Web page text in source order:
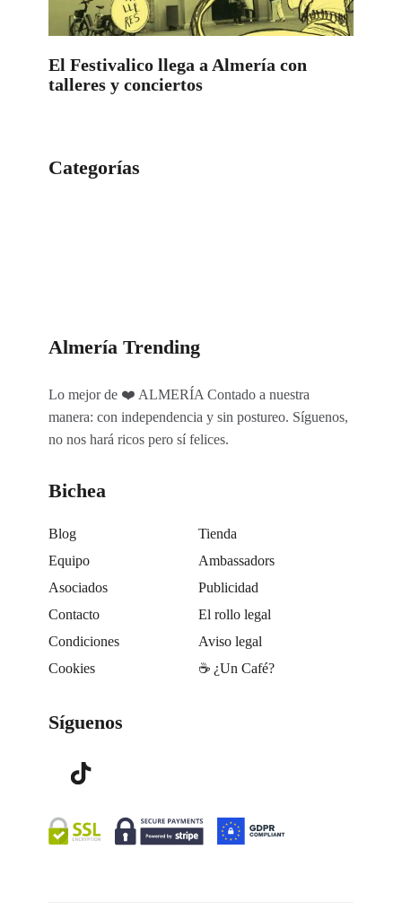
El Festivalico llega a Almería con
talleres y conciertos
Categorías
Almería Trending
Lo mejor de ❤️ ALMERÍA Contado a nuestra
manera: con independencia y sin postureo. Síguenos,
no nos hará ricos pero sí felices.
Bichea
Blog
Tienda
Equipo
Ambassadors
Asociados
Publicidad
Contacto
El rollo legal
Condiciones
Aviso legal
Cookies
☕️ ¿Un Café?
Síguenos